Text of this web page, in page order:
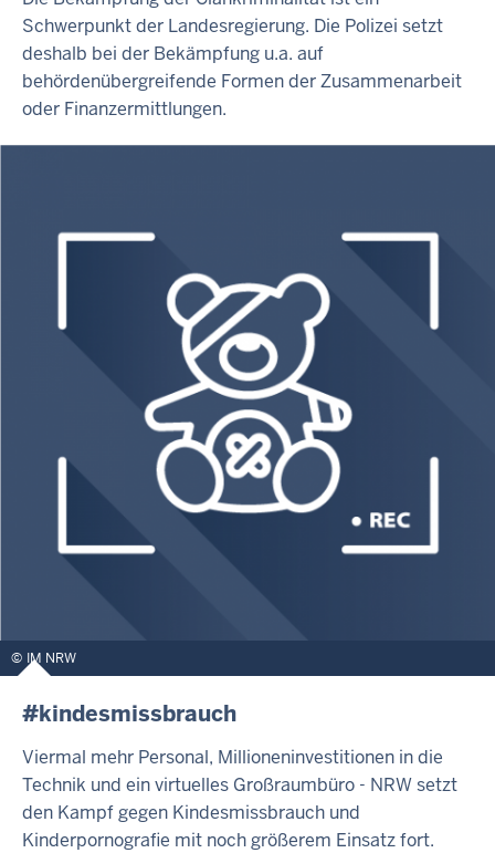
Schwerpunkt der Landesregierung. Die Polizei setzt
deshalb bei der Bekämpfung u.a. auf
behördenübergreifende Formen der Zusammenarbeit
oder Finanzermittlungen.
IM NRW
#kindesmissbrauch
Viermal mehr Personal, Millioneninvestitionen in die
Technik und ein virtuelles Großraumbüro - NRW setzt
den Kampf gegen Kindesmissbrauch und
Kinderpornografie mit noch größerem Einsatz fort.